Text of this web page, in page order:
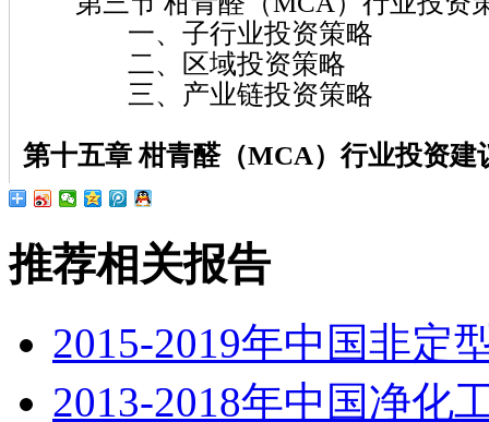
一、子行业投资策略
二、区域投资策略
三、产业链投资策略
第十五章 柑青醛（MCA）行业投资建
推荐相关报告
2015-2019年中国非定
2013-2018年中国净化